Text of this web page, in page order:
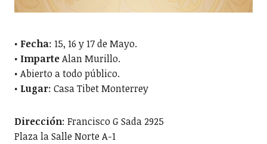
• Fecha: 15, 16 y 17 de Mayo.
• ImparteAlan Murillo.
• Abierto a todo público.
• Lugar: Casa Tibet Monterrey
Dirección: Francisco G Sada 2925
Plaza la Salle Norte A-1